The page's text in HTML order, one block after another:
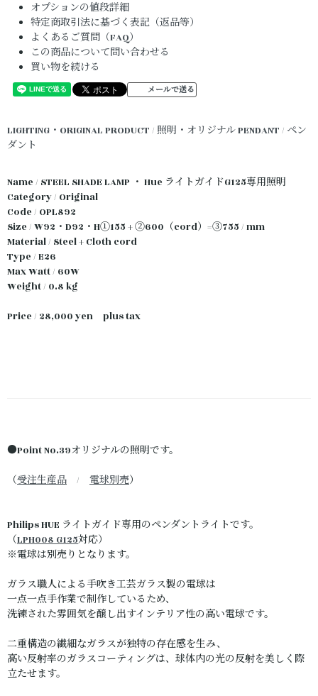
オプションの値段詳細
特定商取引法に基づく表記（返品等）
よくあるご質問（FAQ）
この商品について問い合わせる
買い物を続ける
メールで送る
LIGHTING・ORIGINAL PRODUCT / 照明・オリジナルPENDANT / ペン
ダント
Name / STEEL SHADE LAMP ・ Hue ライトガイドG125専用照明
Category / Original
Code / OPL892
Size / W92・D92・H①155 + ②600（cord）=③755 / mm
Material / Steel + Cloth cord
Type / E26
Max Watt / 60W
Weight / 0.8 kg
Price / 28,000 yen plus tax
●Point No.39オリジナルの照明です。
（受注生産品 / 電球別売）
Philips HUE ライトガイド専用のペンダントライトです。
（LPH008 G125対応）
※電球は別売りとなります。
ガラス職人による手吹き工芸ガラス製の電球は
一点一点手作業で制作しているため、
洗練された雰囲気を醸し出すインテリア性の高い電球です。
二重構造の繊細なガラスが独特の存在感を生み、
高い反射率のガラスコーティングは、球体内の光の反射を美しく際
立たせます。